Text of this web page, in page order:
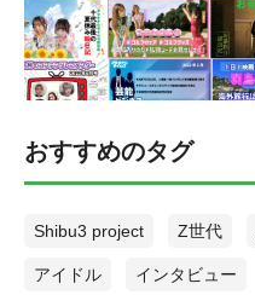
おすすめのタグ
Shibu3 project Z世代
アイドル インタビュー